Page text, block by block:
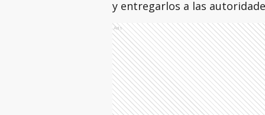
y entregarlos a las
Ads